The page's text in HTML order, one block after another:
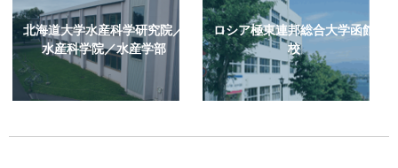
北海道大学水産科学研究院／
水産科学院／水産学部
ロシア極東連邦総合大学函館
校